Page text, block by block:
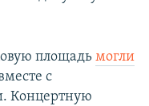
площадь могли
с
Концертную